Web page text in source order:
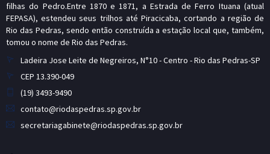
filhas do Pedro.Entre 1870 e 1871, a Estrada de Ferro Ituana (atual
FEPASA), estendeu seus trilhos até Piracicaba, cortando a região de
Rio das Pedras, sendo então construída a estação local que, também,
tomou o nome de Rio das Pedras.
Ladeira Jose Leite de Negreiros, N°10 - Centro - Rio das Pedras-SP
CEP 13.390-049
(19) 3493-9490
contato@riodaspedras.sp.gov.br
secretariagabinete@riodaspedras.sp.gov.br